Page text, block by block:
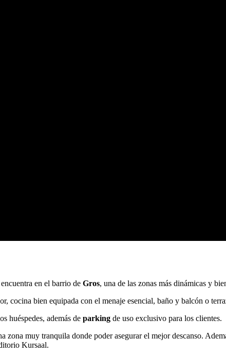
en el barrio de Gros, una de las zonas más dinámicas y
cocina bien equipada con el menaje esencial, baño y balcón o
huéspedes, además de parking de uso exclusivo para los clientes.
muy tranquila donde poder asegurar el mejor descanso.
Kursaal.